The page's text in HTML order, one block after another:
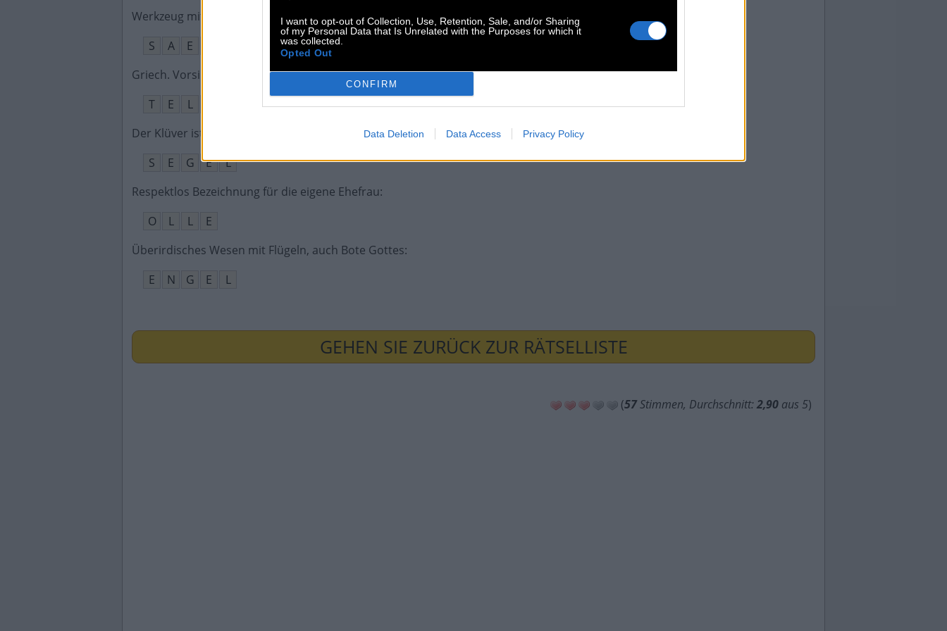
I want to opt-out of Collection, Use, Retention, Sale, and/or Sharing
of my Personal Data that Is Unrelated with the Purposes for which it
was collected.
Opted Out
CONFIRM
Data Deletion Data Access Privacy Policy
Werkzeug mit Zähnen zum Fällen von Bäumen:
S
A E
Griech. Vorsilbe für „fern“ bspw. beim TV:
T
E L
Der Klüver ist ein solches auf einem Schiff
S
E G E
L
Respektlos Bezeichnung für die eigene Ehefrau:
O
L L
E
Überirdisches Wesen mit Flügeln, auch Bote Gottes:
E
N G E L
GEHEN SIE ZURÜCK ZUR RÄTSELLISTE
(57Stimmen, Durchschnitt: 2,90 aus 5)